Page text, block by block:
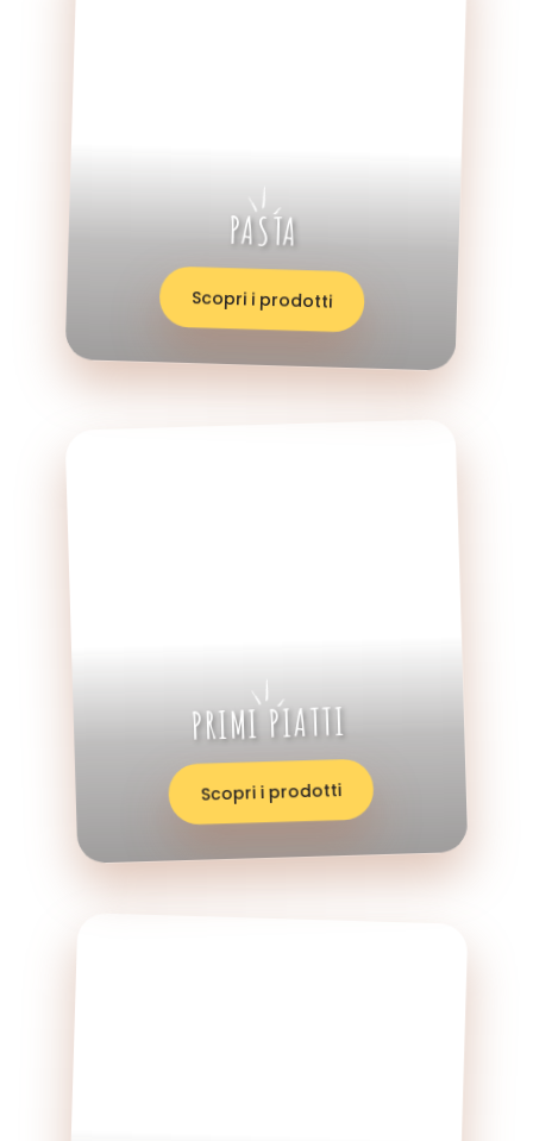
PASTA
Scopri i prodotti
PRIMI PIATTI
Scopri i prodotti